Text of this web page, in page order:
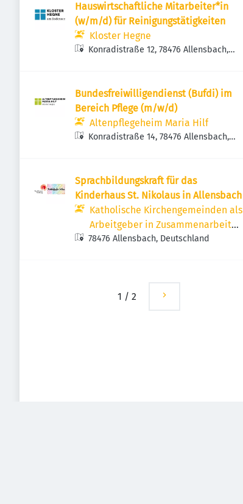
Hauswirtschaftliche Mitarbeiter*in
(w/m/d) für Reinigungstätigkeiten
Kloster Hegne
Konradistraße 12, 78476 Allensbach,
Bundesfreiwilligendienst (Bufdi) im
Bereich Pflege (m/w/d)
Altenpflegeheim Maria Hilf
Konradistraße 14, 78476 Allensbach,
Sprachbildungskraft für das
Kinderhaus St. Nikolaus in Allensbach
Katholische Kirchengemeinden als
Arbeitgeber in Zusammenarbeit
mit der Verrechnungsstelle
78476 Allensbach, Deutschland
1 / 2